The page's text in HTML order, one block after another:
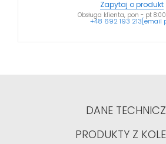
Zapytaj o produkt
Obsługa klienta, pon - pt 8:00
+48 692 193 213[email
DANE
PRODUKTY Z